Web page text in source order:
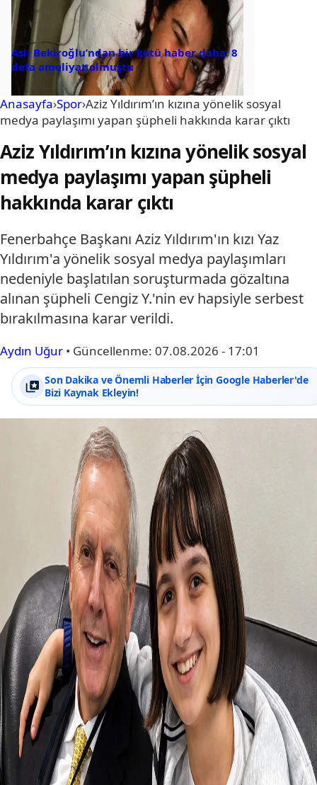
Aslı Bekiroğlu’ndan bir kötü haber daha: 8
defa ameliyat olmuştu
Anasayfa›Spor›Aziz Yıldırım’ın kızına yönelik sosyal
medya paylaşımı yapan şüpheli hakkında karar çıktı
Aziz Yıldırım’ın kızına yönelik sosyal
medya paylaşımı yapan şüpheli
hakkında karar çıktı
Fenerbahçe Başkanı Aziz Yıldırım'ın kızı Yaz
Yıldırım'a yönelik sosyal medya paylaşımları
nedeniyle başlatılan soruşturmada gözaltına
alınan şüpheli Cengiz Y.'nin ev hapsiyle serbest
bırakılmasına karar verildi.
Aydın Uğur • Güncellenme: 07.08.2026 - 17:01
Son Dakika ve Önemli Haberler İçin Google Haberler'de
Bizi Kaynak Ekleyin!